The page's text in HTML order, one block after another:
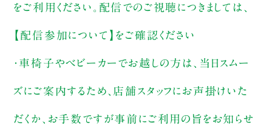
をご利用ください。配信でのご視聴につきましては、
【配信参加について】をご確認ください
・車椅子やベビーカーでお越しの方は、当日スムー
ズにご案内するため、店舗スタッフにお声掛けいた
だくか、お手数ですが事前にご利用の旨をお知らせ